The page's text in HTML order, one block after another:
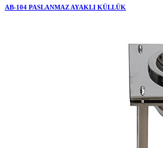
AB-104 PASLANMAZ AYAKLI KÜLLÜK